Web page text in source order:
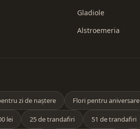
Gladiole
Alstroemeria
zi de naștere Flori pentru aniversare
lei 25 de trandafiri 51 de trandafiri